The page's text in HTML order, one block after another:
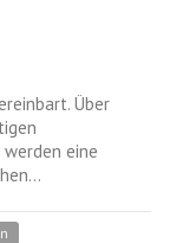
Über
eine